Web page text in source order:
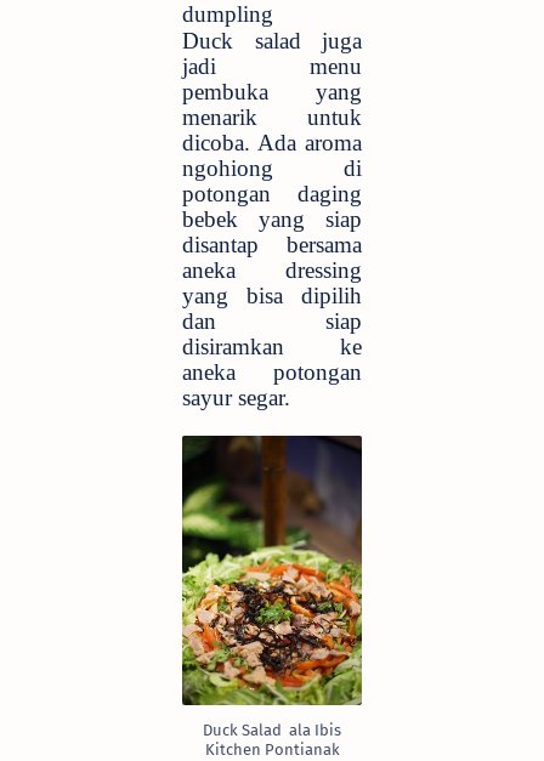
dumpling
Duck salad juga
jadi menu
pembuka yang
menarik untuk
dicoba. Ada aroma
ngohiong di
potongan daging
bebek yang siap
disantap bersama
aneka dressing
yang bisa dipilih
dan siap
disiramkan ke
aneka potongan
sayur segar.
Duck Salad ala Ibis
Kitchen Pontianak